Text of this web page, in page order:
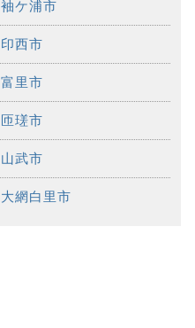
袖ケ浦市
印西市
富里市
匝瑳市
山武市
大網白里市